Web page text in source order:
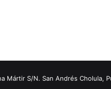
S/N. San Andrés Cholula,